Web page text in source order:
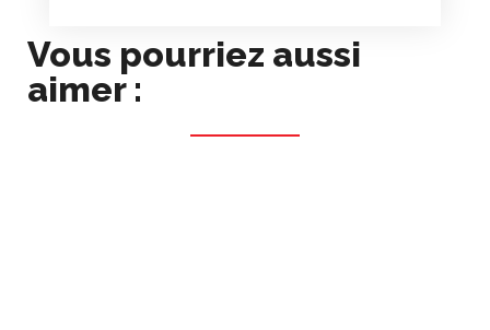
Vous pourriez aussi
aimer :